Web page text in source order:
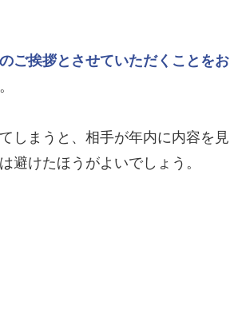
のご挨拶とさせていただくことをお
しまうと、相手が年内に内容を見
避けたほうがよいでしょう。